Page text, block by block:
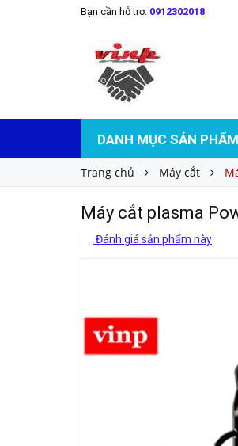
Bạn cần hỗ trợ: 0912302018
DANH MỤC SẢN PHẨM
Trang chủ Máy cắt
Máy cắt plasma
Đánh giá sản phẩm này
Máy cắt plasma